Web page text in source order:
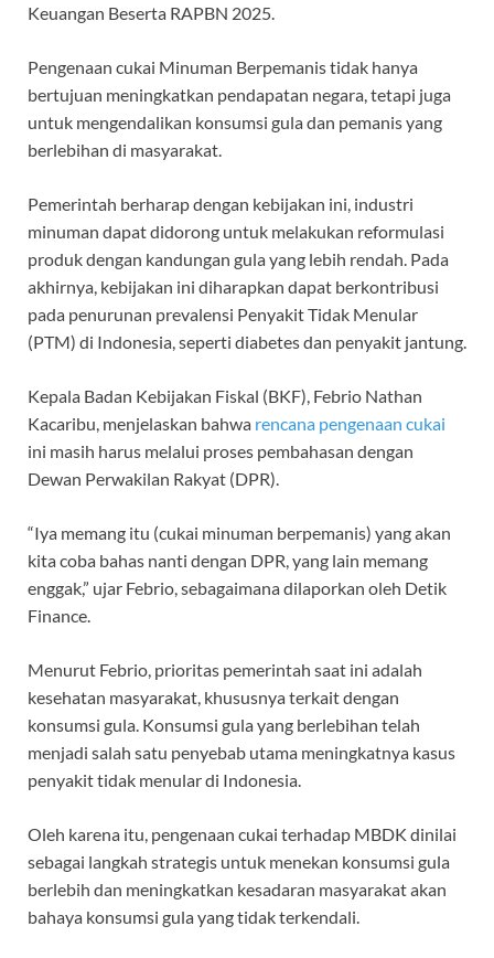
Keuangan Beserta RAPBN 2025.
Pengenaan cukai Minuman Berpemanis tidak hanya
bertujuan meningkatkan pendapatan negara, tetapi juga
untuk mengendalikan konsumsi gula dan pemanis yang
berlebihan di masyarakat.
Pemerintah berharap dengan kebijakan ini, industri
minuman dapat didorong untuk melakukan reformulasi
produk dengan kandungan gula yang lebih rendah. Pada
akhirnya, kebijakan ini diharapkan dapat berkontribusi
pada penurunan prevalensi Penyakit Tidak Menular
(PTM) di Indonesia, seperti diabetes dan penyakit jantung.
Kepala Badan Kebijakan Fiskal (BKF), Febrio Nathan
Kacaribu, menjelaskan bahwa rencana pengenaan cukai
ini masih harus melalui proses pembahasan dengan
Dewan Perwakilan Rakyat (DPR).
“Iya memang itu (cukai minuman berpemanis) yang akan
kita coba bahas nanti dengan DPR, yang lain memang
enggak,” ujar Febrio, sebagaimana dilaporkan oleh Detik
Finance.
Menurut Febrio, prioritas pemerintah saat ini adalah
kesehatan masyarakat, khususnya terkait dengan
konsumsi gula. Konsumsi gula yang berlebihan telah
menjadi salah satu penyebab utama meningkatnya kasus
penyakit tidak menular di Indonesia.
Oleh karena itu, pengenaan cukai terhadap MBDK dinilai
sebagai langkah strategis untuk menekan konsumsi gula
berlebih dan meningkatkan kesadaran masyarakat akan
bahaya konsumsi gula yang tidak terkendali.